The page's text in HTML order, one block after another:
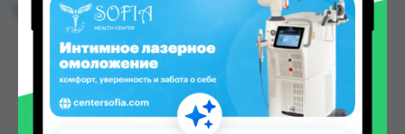
Цена: от10.00 TJS